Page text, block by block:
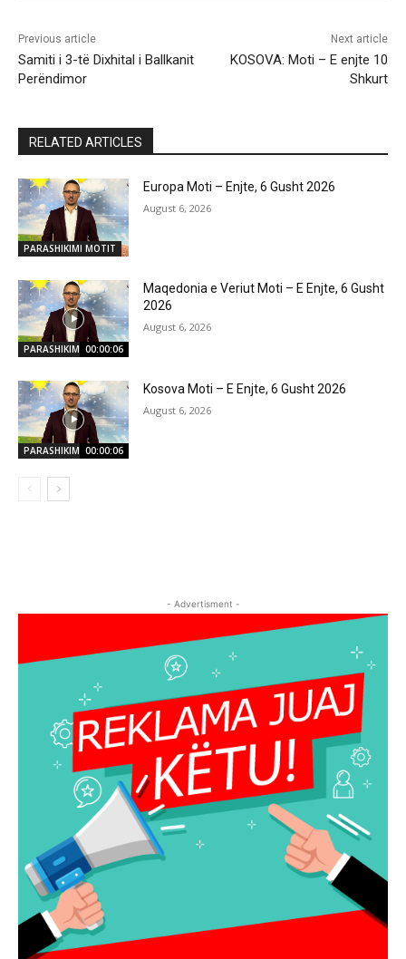
Previous article
Samiti i 3-të Dixhital i Ballkanit
Perëndimor
Next article
KOSOVA: Moti – E enjte 10
Shkurt
RELATED ARTICLES
PARASHIKIMI MOTIT
Europa Moti – Enjte, 6 Gusht 2026
August 6, 2026
PARASHIKIMI MOTIT
00:00:06
Maqedonia e Veriut Moti – E Enjte, 6 Gusht
2026
August 6, 2026
PARASHIKIMI MOTIT
00:00:06
Kosova Moti – E Enjte, 6 Gusht 2026
August 6, 2026
- Advertisment -